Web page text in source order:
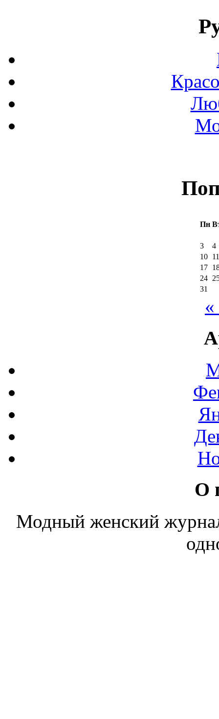
Пн
3
4
10
11
17
24
31
О
Модный женский